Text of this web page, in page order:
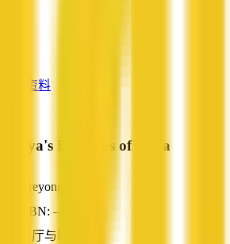
查看资料
Shriya's Flavours of India
Areyonga, NT
ABN: —
餐厅与咖啡馆